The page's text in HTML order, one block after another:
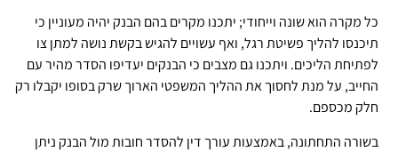
כל מקרה הוא שונה וייחודי; יתכנו מקרים בהם הבנק יהיה מעוניין כי
תיכנסו להליך פשיטת רגל, ואף עשויים להגיש בקשת נושה למתן צו
לפתיחת הליכים. ויתכנו גם מצבים כי הבנקים יעדיפו הסדר מהיר עם
החייב, על מנת לחסוך את ההליך המשפטי הארוך שרק בסופו יקבלו רק
חלק מכספם.
בשורה התחתונה, באמצעות עורך דין להסדר חובות מול הבנק ניתן